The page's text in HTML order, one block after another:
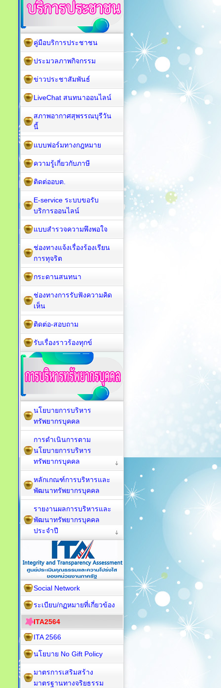
คู่มือบริการประชาชน
ประมวลภาพกิจกรรม
ข่าวประชาสัมพันธ์
LiveChat สนทนาออนไลน์
สภาพอากาศสุพรรณบุรีวัน
นี้
แบบฟอร์มทางกฎหมาย
ความรู้เกี่ยวกับภาษี
ติดต่ออบต.
E-service ระบบขอรับ
บริการออนไลน์
แบบสำรวจความพึงพอใจ
ช่องทางแจ้งเรื่องร้องเรียน
การทุจริต
กระดานสนทนา
ช่องทางการรับฟังความคิด
เห็น
ติดต่อ-สอบถาม
รับเรื่องราวร้องทุกข์
นโยบายการบริหาร
ทรัพยากรบุคคล
การดำเนินการตาม
นโยบายการบริหาร
ทรัพยากรบุคคล
หลักเกณฑ์การบริหารและ
พัฒนาทรัพยากรบุคคล
รายงานผลการบริหารและ
พัฒนาทรัพยากรบุคคล
ประจำปี
Social Network
ระเบียบ/กฏหมายที่เกี่ยวข้อง
ITA2564
ITA 2566
นโยบาย No Gift Policy
มาตรการเสริมสร้าง
มาตรฐานทางจริยธรรม